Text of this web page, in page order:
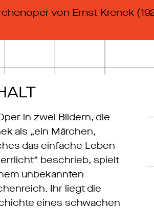
von Ernst Krenek
in zwei Bildern, die
als „ein Märchen,
das einfache Leben
beschrieb, spielt
unbekannten
Ihr liegt die
eines schwachen